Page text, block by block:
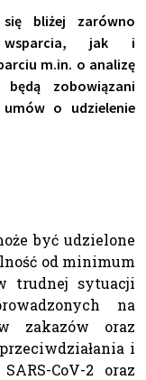
bliżej zarówno
wsparcia, jak i
m.in. o analizę
zobowiązani
o udzielenie
być udzielone
od minimum
trudnej sytuacji
na
zakazów oraz
i
CoV-2 oraz